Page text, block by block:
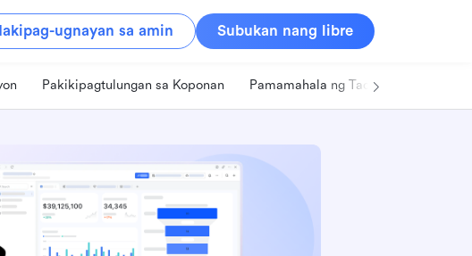
ugnayan sa amin Subukan nang libre
Pakikipagtulungan sa Koponan Pamamahala ng Tao